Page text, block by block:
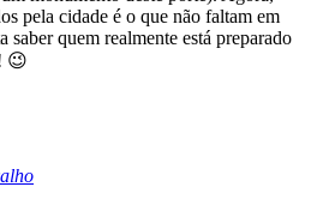
pela cidade é o que não faltam em
saber quem realmente está preparado
😉